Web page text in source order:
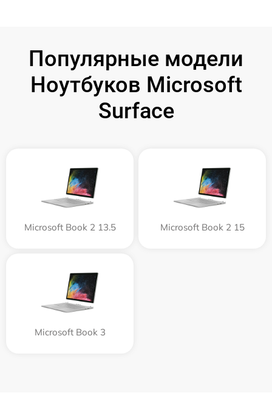
Популярные модели
Ноутбуков Microsoft
Surface
Microsoft Book 2 13.5 Microsoft Book 2 15
Microsoft Book 3